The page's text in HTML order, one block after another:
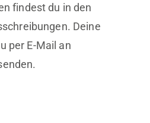
findest du in den
Deine
per E-Mail an